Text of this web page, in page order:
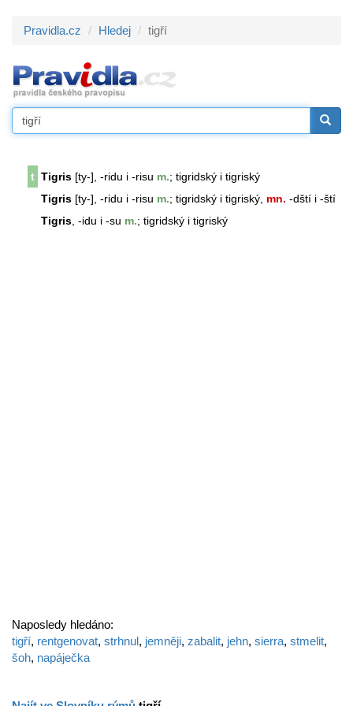
Pravidla.cz Hledej tigří
t Tigris [ty-], -ridu i -risu m.; tigridský i tigriský
Tigris [ty-], -ridu i -risu m.; tigridský i tigriský, mn. -dští i -ští
Tigris , -idu i -su m.; tigridský i tigriský
Naposledy hledáno:
tigří, rentgenovat, strhnul, jemněji, zabalit, jehn, sierra, stmelit,
šoh, napáječka